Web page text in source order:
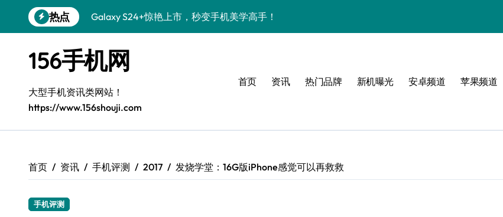
到
热点
Galaxy S24+惊艳上市，秒变手机美学高手！
Galaxy A56 5G登场，时尚旗舰新选择！
三星S26个性美颜全攻略，一键解锁酷炫风格！
S25美化秘籍：个性潮玩，炫酷加倍！
Galaxy C55 5G焕新秘籍：潮流定制，玩转无限可能
Galaxy Z Flip6：折叠时尚，一瞬惊艳
156手机网
大型手机资讯类网站！
https://www.156shouji.com
首页 资讯 热门品牌 新机曝光 安卓频道 苹果频道
首页 资讯 手机评测 2017 发烧学堂：16G版iPhone感觉可以再救救
手机评测